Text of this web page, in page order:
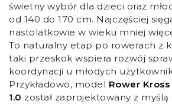
świetny wybór dla dzieci oraz
od 140 do 170 cm. Najczęściej
nastolatkowie w wieku mniej
To naturalny etap po rowerach z
taki przeskok wspiera rozwój
koordynacji u młodych
Przykładowo, model Rower Kross
1.0 został zaprojektowany z